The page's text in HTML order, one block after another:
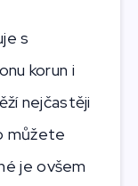
s
korun i
nejčastěji
můžete
je ovšem